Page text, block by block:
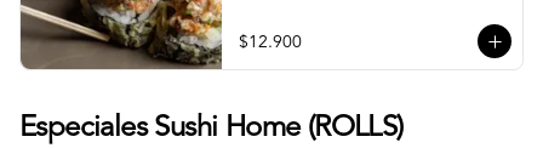
$12.900
Especiales Sushi Home (ROLLS)